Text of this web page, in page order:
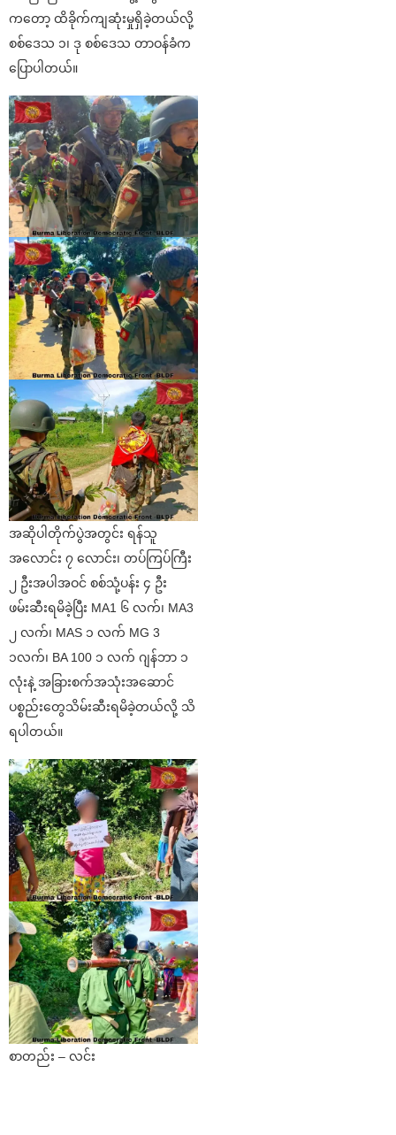
ကတော့ ထိခိုက်ကျဆုံးမှုရှိခဲ့တယ်လို့
စစ်ဒေသ ၁၊ ဒု စစ်ဒေသ တာဝန်ခံက
ပြောပါတယ်။
အဆိုပါတိုက်ပွဲအတွင်း ရန်သူ
အလောင်း ၇ လောင်း၊ တပ်ကြပ်ကြီး
၂ ဦးအပါအဝင် စစ်သုံ့ပန်း ၄ ဦး
ဖမ်းဆီးရမိခဲ့ပြီး MA1 ၆ လက်၊ MA3
၂ လက်၊ MAS ၁ လက် MG 3
၁လက်၊ BA 100 ၁ လက် ဂျန်ဘာ ၁
လုံးနဲ့ အခြားစက်အသုံးအဆောင်
ပစ္စည်းတွေသိမ်းဆီးရမိခဲ့တယ်လို့ သိ
ရပါတယ်။
စာတည်း – လင်း